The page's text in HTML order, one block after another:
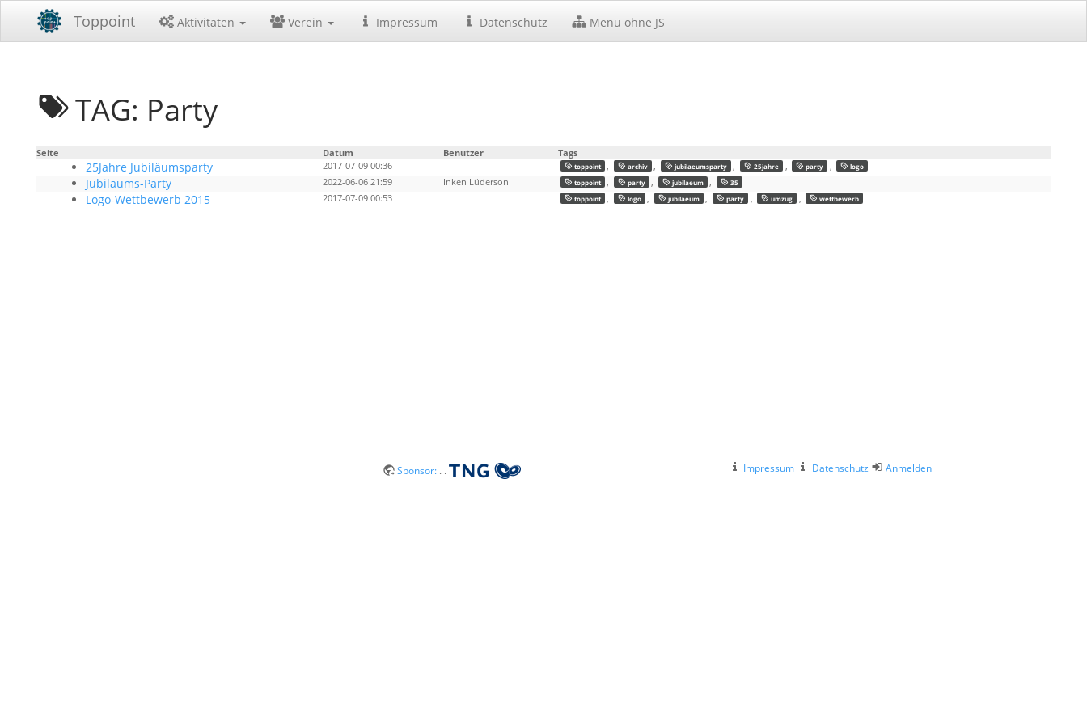
Toppoint Aktivitäten Verein Impressum Datenschutz Menü ohne JS
TAG: Party
Seite Datum Benutzer Tags
25Jahre Jubiläumsparty 2017-07-09 00:36 toppoint archiv jubilaeumsparty 25jahre party logo
Jubiläums-Party 2022-06-06 21:59 Inken Lüderson toppoint party jubilaeum 35
Logo-Wettbewerb 2015 2017-07-09 00:53 toppoint logo jubilaeum party umzug wettbewerb
Sponsor: . . Impressum Datenschutz Anmelden